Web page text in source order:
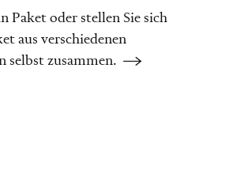
Paket oder stellen Sie sich
aus verschiedenen
selbst zusammen.